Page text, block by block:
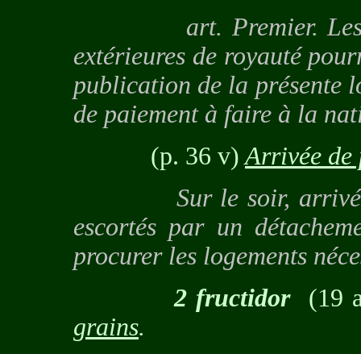
art. Premier. Les
extérieures de royauté
publication de la présente
de paiement à faire à la
(p. 36 v) Arrivée de
Sur le soir, arrivée
escortés par un
procurer les logements
2 fructidor
(19
grains.